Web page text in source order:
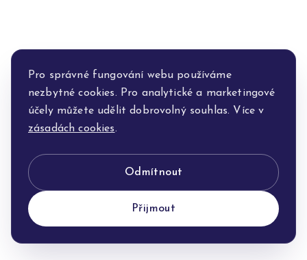
Pro správné fungování webu používáme
nezbytné cookies. Pro analytické a marketingové
účely můžete udělit dobrovolný souhlas. Více v
zásadách cookies.
Odmítnout
Přijmout